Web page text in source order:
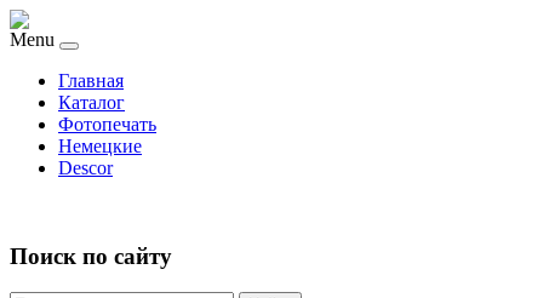
Menu
Главная
Каталог
Фотопечать
Немецкие
Descor
Поиск по сайту